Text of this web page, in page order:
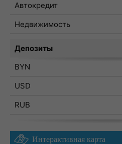
Автокредит
Недвижимость
Депозиты
BYN
USD
RUB
Интерактивная карта